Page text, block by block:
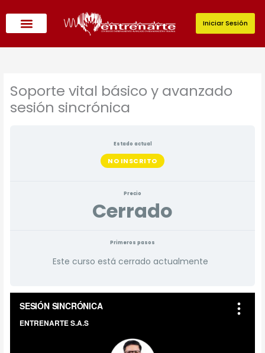
contenido
Iniciar Sesión
Soporte vital básico y avanzado
sesión sincrónica
Estado actual
NO INSCRITO
Precio
Cerrado
Primeros pasos
Este curso está cerrado actualmente